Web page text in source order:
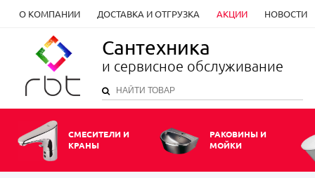
О КОМПАНИИ ДОСТАВКА И ОТГРУЗКА АКЦИИ НОВОСТИ
Сантехника
и сервисное обслуживание
СМЕСИТЕЛИ И
КРАНЫ
РАКОВИНЫ И
МОЙКИ